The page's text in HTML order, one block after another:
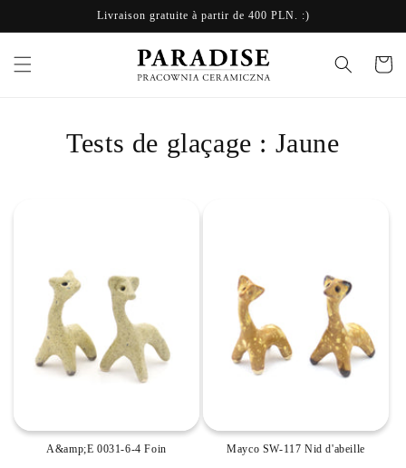
au
contenu
Livraison gratuite à partir de 400 PLN. :)
Panier
Tests de glaçage : Jaune
A&amp;E 0031-6-4 Foin Mayco SW-117 Nid d'abeille